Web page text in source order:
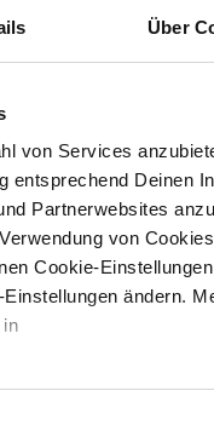
Über
von Services
entsprechend Deinen
Partnerwebsites
von
Cookie-Einstellungen
ändern.
in